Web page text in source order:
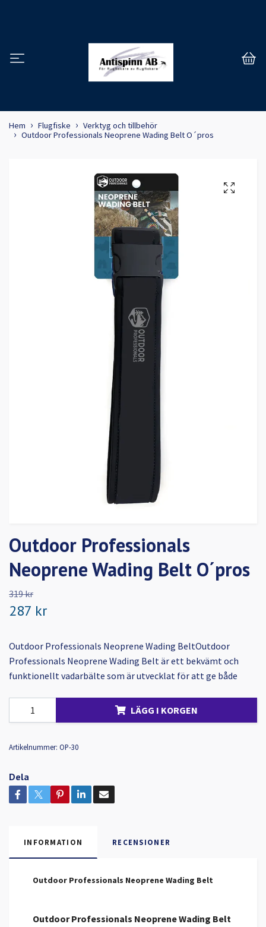
Hem Flugfiske
Verktyg och tillbehör
Outdoor Professionals Neoprene Wading Belt O´pros
Outdoor Professionals
Neoprene Wading Belt O´pros
319 kr
287 kr
Outdoor Professionals Neoprene Wading BeltOutdoor
Professionals Neoprene Wading Belt är ett bekvämt och
funktionellt vadarbälte som är utvecklat för att ge både
LÄGG I KORGEN
Artikelnummer: OP-30
Dela
INFORMATION RECENSIONER
Outdoor Professionals Neoprene Wading Belt
Outdoor Professionals Neoprene Wading Belt